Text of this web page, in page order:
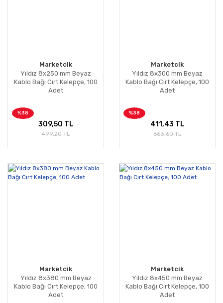
Marketcik
Yıldız 8x250 mm Beyaz
Kablo Bağı Cırt Kelepçe, 100
Adet
%38
309,50 TL
499,20 TL
Marketcik
Yıldız 8x300 mm Beyaz
Kablo Bağı Cırt Kelepçe, 100
Adet
%38
411,43 TL
663,60 TL
Marketcik
Yıldız 8x380 mm Beyaz
Kablo Bağı Cırt Kelepçe, 100
Adet
Marketcik
Yıldız 8x450 mm Beyaz
Kablo Bağı Cırt Kelepçe, 100
Adet